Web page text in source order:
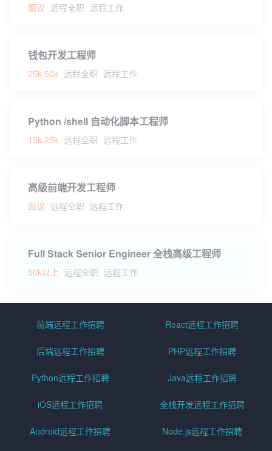
面议 远程全职 远程工作
钱包开发工程师
25k-50k 远程全职 远程工作
Python /shell 自动化脚本工程师
15k-25k 远程全职 远程工作
高级前端开发工程师
面议 远程全职 远程工作
Full Stack Senior Engineer 全栈高级工程师
50k以上 远程全职 远程工作
前端远程工作招聘 React远程工作招聘
后端远程工作招聘 PHP远程工作招聘
Python远程工作招聘 Java远程工作招聘
iOS远程工作招聘 全栈开发远程工作招聘
Android远程工作招聘 Node.js远程工作招聘